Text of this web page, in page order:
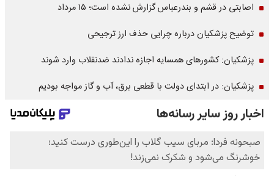
اصابتی در قشم و بندرعباس گزارش نشده است؛ ۱۵ مرداد
توضیح پزشکیان درباره چرایی حذف ارز ترجیحی
پزشکیان: کشورهای همسایه اجازه ندادند ضدنقلاب وارد شوند
پزشکیان: در ابتدای دولت با قطعی برق، آب و گاز مواجه بودیم